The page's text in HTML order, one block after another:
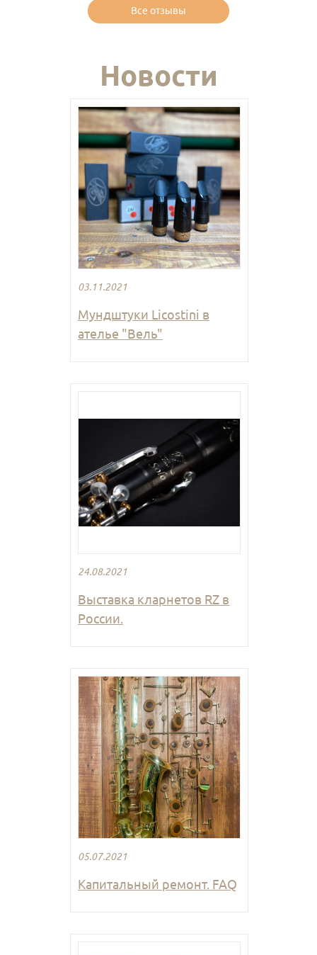
Все отзывы
Новости
03.11.2021
Мундштуки Licostini в
ателье "Вель"
24.08.2021
Выставка кларнетов RZ в
России.
05.07.2021
Капитальный ремонт. FAQ